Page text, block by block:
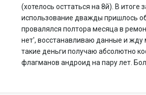
(хотелось осттаться на 8й). В
использование дважды пришлось
провалялся полтора месяца в
нет', восстанавливаю данные и жду
такие деньги получаю абсолютно
флагманов андроид на пару лет.